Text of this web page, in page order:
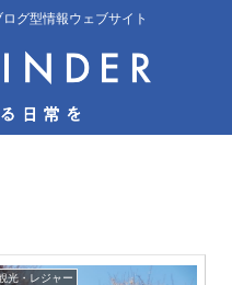
グ型情報ウェブサイト
光・レジャー